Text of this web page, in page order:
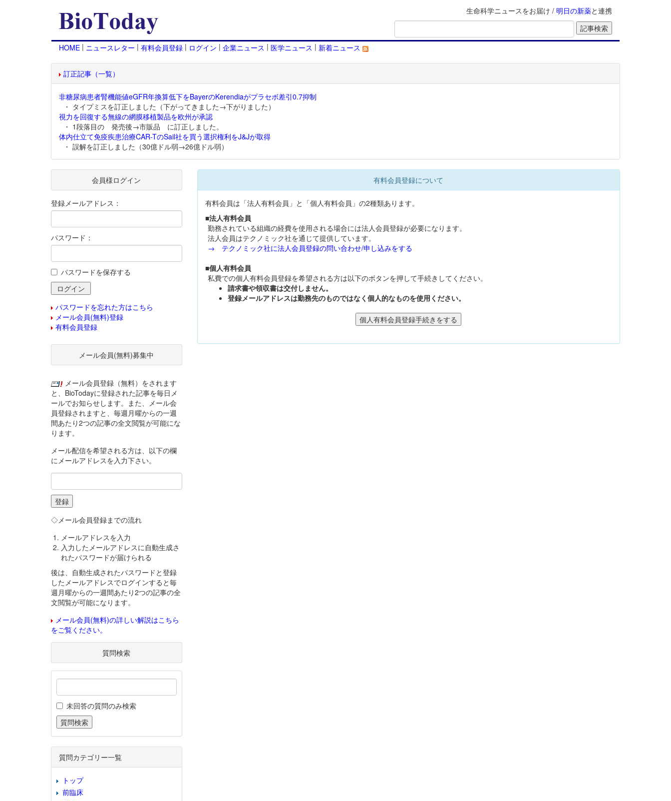
生命科学ニュースをお届け / 明日の新薬と連携
HOME | ニュースレター | 有料会員登録 | ログイン | 企業ニュース | 医学ニュース | 新着ニュース
訂正記事（一覧）
非糖尿病患者腎機能値eGFR年換算低下をBayerのKerendiaがプラセボ差引0.7抑制
・ タイプミスを訂正しました（下がってきました→下がりました）
視力を回復する無線の網膜移植製品を欧州が承認
・ 1段落目の 発売後→市販品 に訂正しました。
体内仕立て免疫疾患治療CAR-TのSail社を買う選択権利をJ&Jが取得
・ 誤解を訂正しました（30億ドル弱→26億ドル弱）
有料会員登録について
有料会員は「法人有料会員」と「個人有料会員」の2種類あります。
■法人有料会員
勤務されている組織の経費を使用される場合には法人会員登録が必要になります。
法人会員はテクノミック社を通じて提供しています。
→ テクノミック社に法人会員登録の問い合わせ/申し込みをする
■個人有料会員
私費での個人有料会員登録を希望される方は以下のボタンを押して手続きしてください。
請求書や領収書は交付しません。
登録メールアドレスは勤務先のものではなく個人的なものを使用ください。
会員様ログイン
登録メールアドレス：
パスワード：
パスワードを保存する
パスワードを忘れた方はこちら
メール会員(無料)登録
有料会員登録
メール会員(無料)募集中
メール会員登録（無料）をされます
と、BioTodayに登録された記事を毎日メ
ールでお知らせします。また、メール会
員登録されますと、毎週月曜からの一週
間あたり2つの記事の全文閲覧が可能にな
ります。
メール配信を希望される方は、以下の欄
にメールアドレスを入力下さい。
◇メール会員登録までの流れ
メールアドレスを入力
入力したメールアドレスに自動生成さ
れたパスワードが届けられる
後は、自動生成されたパスワードと登録
したメールアドレスでログインすると毎
週月曜からの一週間あたり2つの記事の全
文閲覧が可能になります。
メール会員(無料)の詳しい解説はこちら
をご覧ください。
質問検索
未回答の質問のみ検索
質問カテゴリー一覧
トップ
前臨床